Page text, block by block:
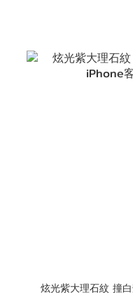
炫光紫大理石紋 撞白殼